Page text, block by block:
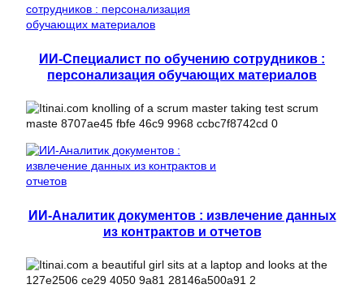
ИИ-Специалист по обучению сотрудников :
персонализация обучающих материалов
ИИ-Аналитик документов : извлечение данных
из контрактов и отчетов